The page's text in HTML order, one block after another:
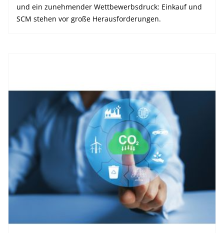
und ein zunehmender Wettbewerbsdruck: Einkauf und
SCM stehen vor große Herausforderungen.